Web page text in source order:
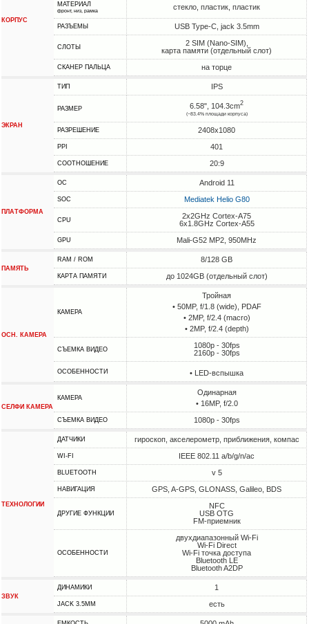
КОРПУС
МАТЕРИАЛ
фронт, низ, рамка стекло, пластик, пластик
РАЗЪЕМЫ USB Type-C, jack 3.5mm
СЛОТЫ
2 SIM (Nano-SIM),
карта памяти (отдельный слот)
СКАНЕР ПАЛЬЦА на торце
ЭКРАН
ТИП IPS
РАЗМЕР 6.58", 104.3cm2
(~83.4% площади корпуса)
РАЗРЕШЕНИЕ 2408x1080
PPI 401
СООТНОШЕНИЕ 20:9
ПЛАТФОРМА
ОС Android 11
SOC Mediatek Helio G80
CPU
2x2GHz Cortex-A75
6x1.8GHz Cortex-A55
GPU Mali-G52 MP2, 950MHz
ПАМЯТЬ
RAM / ROM 8/128 GB
КАРТА ПАМЯТИ до 1024GB (отдельный слот)
ОСН. КАМЕРА
КАМЕРА
Тройная
• 50MP, f/1.8 (wide), PDAF
• 2MP, f/2.4 (macro)
• 2MP, f/2.4 (depth)
СЪЕМКА ВИДЕО
1080p - 30fps
2160p - 30fps
ОСОБЕННОСТИ • LED-вспышка
СЕЛФИ КАМЕРА
КАМЕРА
Одинарная
• 16MP, f/2.0
СЪЕМКА ВИДЕО 1080p - 30fps
ТЕХНОЛОГИИ
ДАТЧИКИ гироскоп, акселерометр, приближения, компас
WI-FI IEEE 802.11 a/b/g/n/ac
BLUETOOTH v 5
НАВИГАЦИЯ GPS, A-GPS, GLONASS, Galileo, BDS
ДРУГИЕ ФУНКЦИИ
NFC
USB OTG
FM-приемник
ОСОБЕННОСТИ
двухдиапазонный Wi-Fi
Wi-Fi Direct
Wi-Fi точка доступа
Bluetooth LE
Bluetooth A2DP
ЗВУК
ДИНАМИКИ 1
JACK 3.5MM есть